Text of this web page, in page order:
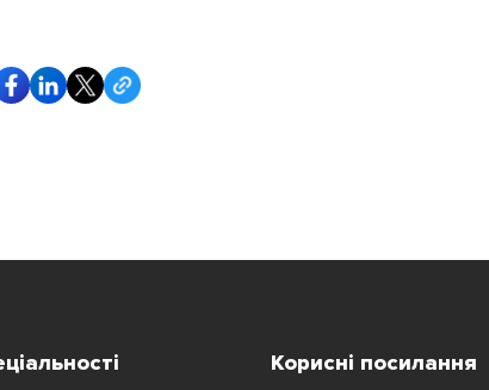
Корисні посилання